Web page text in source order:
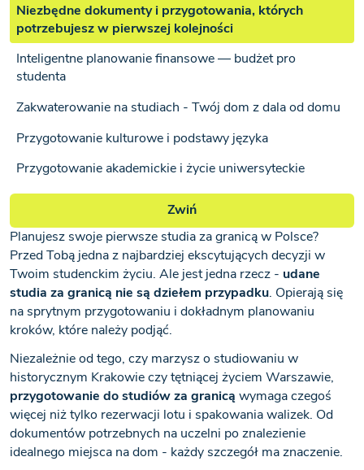
Niezbędne dokumenty i przygotowania, których
potrzebujesz w pierwszej kolejności
Inteligentne planowanie finansowe — budżet pro
studenta
Zakwaterowanie na studiach - Twój dom z dala od domu
Przygotowanie kulturowe i podstawy języka
Przygotowanie akademickie i życie uniwersyteckie
Zwiń
Planujesz swoje pierwsze studia za granicą w Polsce?
Przed Tobą jedna z najbardziej ekscytujących decyzji w
Twoim studenckim życiu. Ale jest jedna rzecz - udane
studia za granicą nie są dziełem przypadku. Opierają się
na sprytnym przygotowaniu i dokładnym planowaniu
kroków, które należy podjąć.
Niezależnie od tego, czy marzysz o studiowaniu w
historycznym Krakowie czy tętniącej życiem Warszawie,
przygotowanie do studiów za granicą wymaga czegoś
więcej niż tylko rezerwacji lotu i spakowania walizek. Od
dokumentów potrzebnych na uczelni po znalezienie
idealnego miejsca na dom - każdy szczegół ma znaczenie.